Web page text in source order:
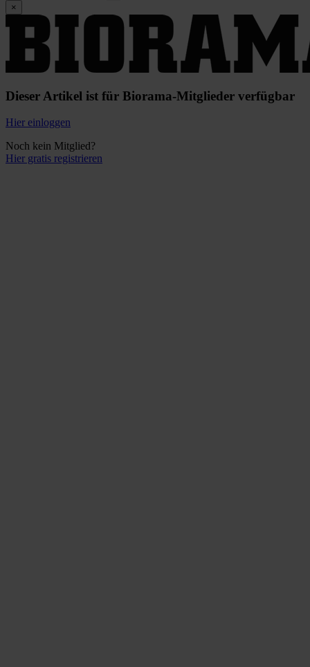
×
Dieser Artikel ist für Biorama-Mitglieder verfügbar
Hier einloggen
Noch kein Mitglied?
Hier gratis registrieren